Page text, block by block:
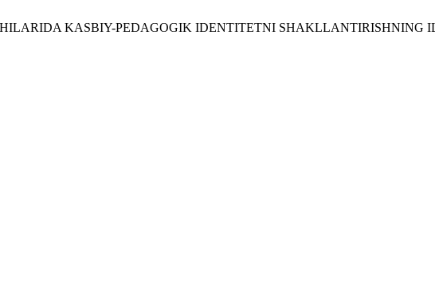
KASBIY-PEDAGOGIK IDENTITETNI SHAKLLANTIRISHNING